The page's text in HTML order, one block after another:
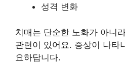
성격 변화
치매는 단순한 노화가 아니
관련이 있어요. 증상이 나타
요하답니다.